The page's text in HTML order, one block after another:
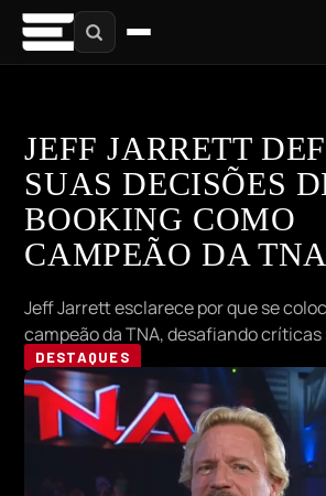
JEFF JARRETT
SUAS DECISÕES
BOOKING COMO
CAMPEÃO DA TNA
Jeff Jarrett esclarece por que se
campeão da TNA, desafiando críticas
DESTAQUES